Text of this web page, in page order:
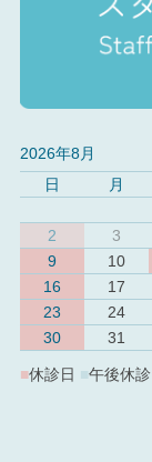
2026年8月
日
月
2
3
9
10
16
17
23
24
30
31
■休診日 ■午後休診